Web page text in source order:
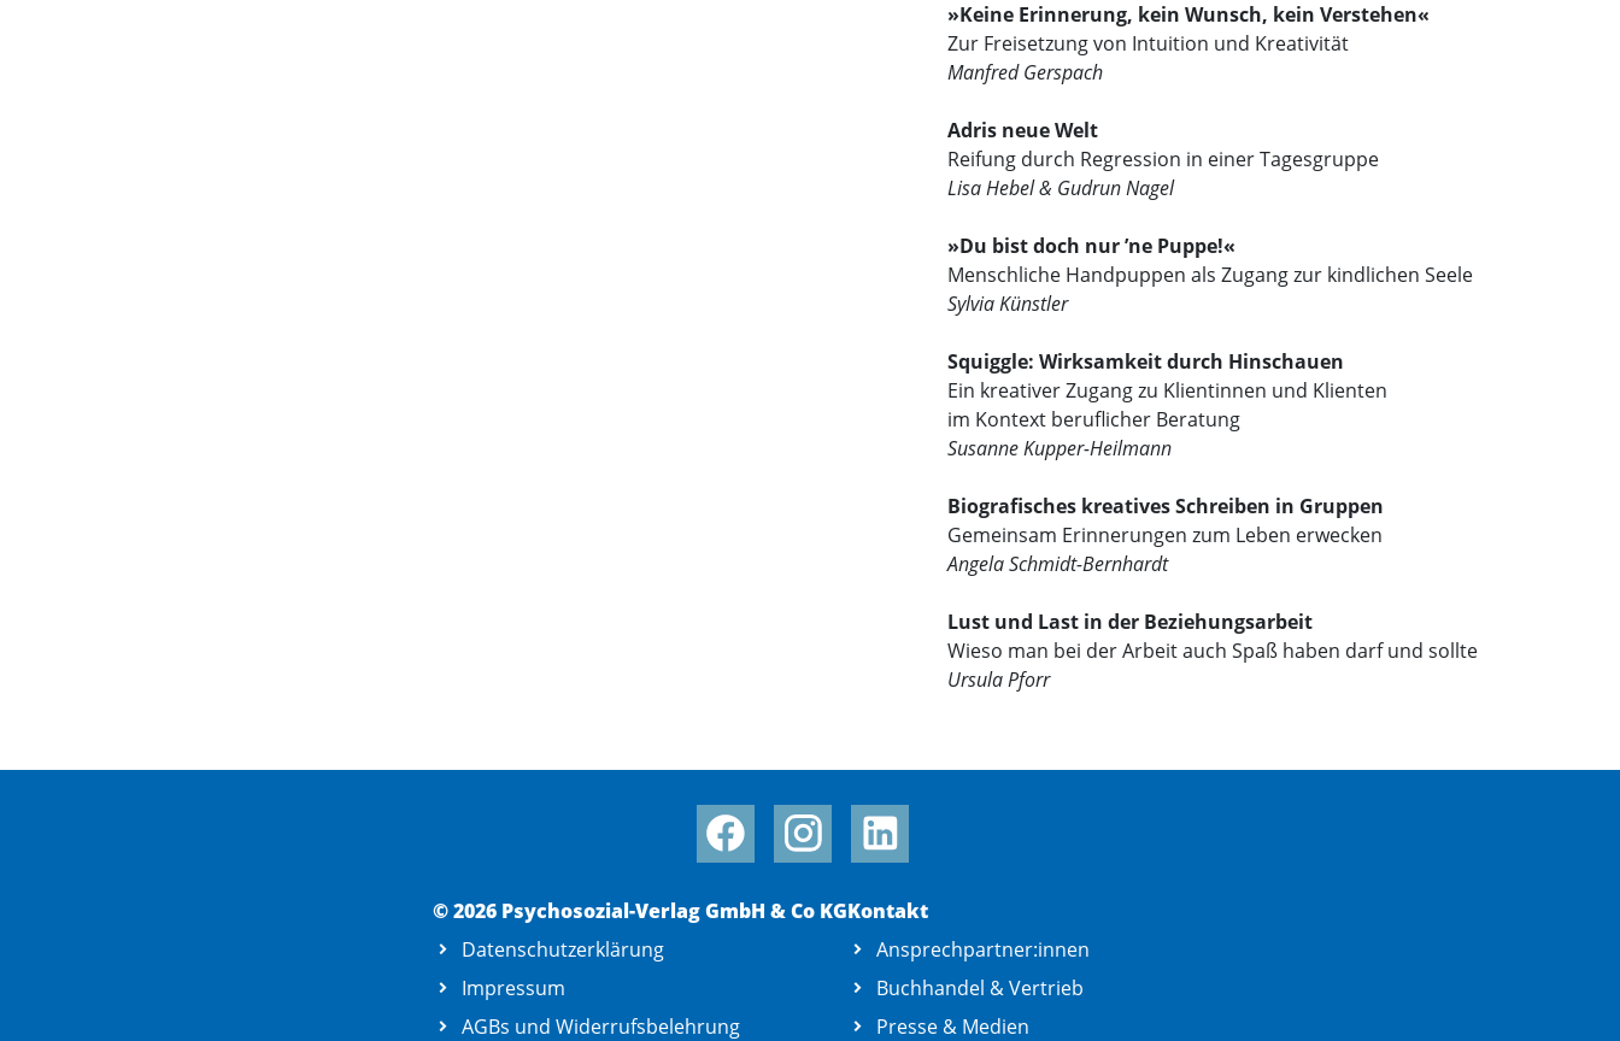
»Keine Erinnerung, kein Wunsch, kein Verstehen«
Zur Freisetzung von Intuition und Kreativität
Manfred Gerspach
Adris neue Welt
Reifung durch Regression in einer Tagesgruppe
Lisa Hebel & Gudrun Nagel
»Du bist doch nur ’ne Puppe!«
Menschliche Handpuppen als Zugang zur kindlichen Seele
Sylvia Künstler
Squiggle: Wirksamkeit durch Hinschauen
Ein kreativer Zugang zu Klientinnen und Klienten
im Kontext beruflicher Beratung
Susanne Kupper-Heilmann
Biografisches kreatives Schreiben in Gruppen
Gemeinsam Erinnerungen zum Leben erwecken
Angela Schmidt-Bernhardt
Lust und Last in der Beziehungsarbeit
Wieso man bei der Arbeit auch Spaß haben darf und sollte
Ursula Pforr
© 2026 Psychosozial-Verlag GmbH & Co KG
Datenschutzerklärung
Impressum
AGBs und Widerrufsbelehrung
Kontakt
Ansprechpartner:innen
Buchhandel & Vertrieb
Presse & Medien